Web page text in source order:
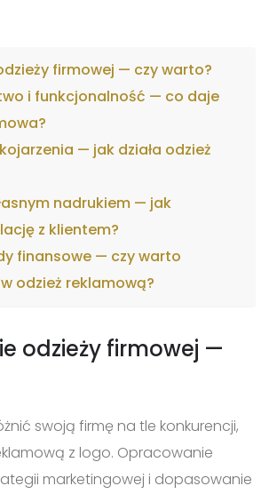
firmowej — czy warto?
i funkcjonalność — co daje
— jak działa odzież
nadrukiem — jak
z klientem?
finansowe — czy warto
odzież reklamową?
odzieży firmowej —
swoją firmę na tle konkurencji,
z logo. Opracowanie
marketingowej i dopasowanie